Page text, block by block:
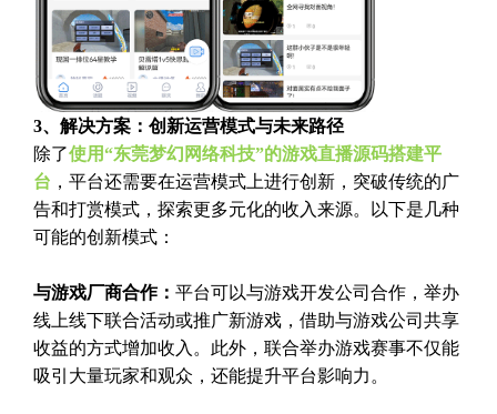
3、解决方案：创新运营模式与未来路径
除了使用“东莞梦幻网络科技”的游戏直播源码搭建平
台 ，平台还需要在运营模式上进行创新，突破传统的广
告和打赏模式，探索更多元化的收入来源。以下是几种
可能的创新模式：
与游戏厂商合作： 平台可以与游戏开发公司合作，举办
线上线下联合活动或推广新游戏，借助与游戏公司共享
收益的方式增加收入。此外，联合举办游戏赛事不仅能
吸引大量玩家和观众，还能提升平台影响力。